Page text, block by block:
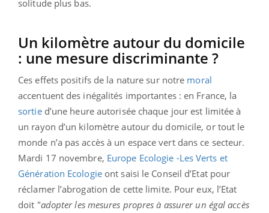
solitude plus bas.
Un kilomètre autour du domicile
: une mesure discriminante ?
Ces effets positifs de la nature sur notre moral
accentuent des inégalités importantes : en France, la
sortied’une heure autorisée chaque jour est limitée à
un rayon d’un kilomètre autour du domicile, or tout le
monde n’a pas accès à un espace vert dans ce secteur.
Mardi 17 novembre, Europe Ecologie -Les Verts et
Génération Ecologieont saisi le Conseil d’Etat pour
réclamer l’abrogation de cette limite. Pour eux, l’Etat
doit "adopter les mesures propres à assurer un égal accès